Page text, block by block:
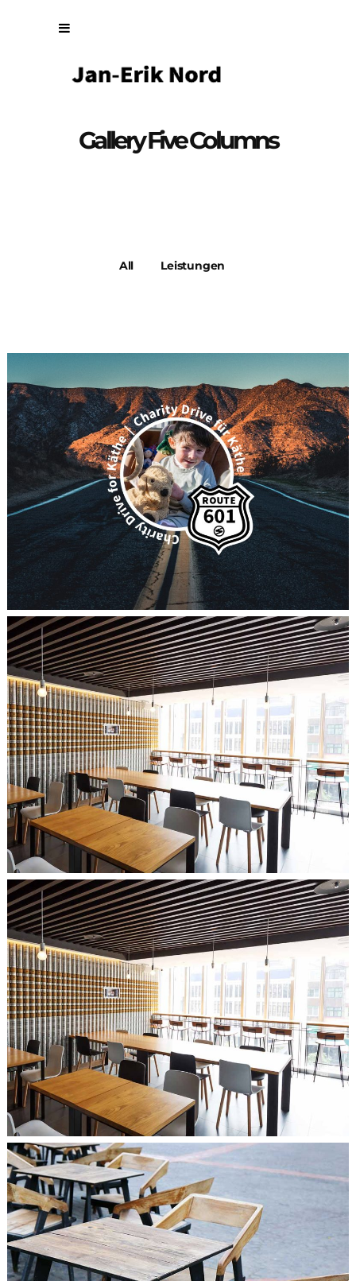
Gallery Five Columns
All Leistungen